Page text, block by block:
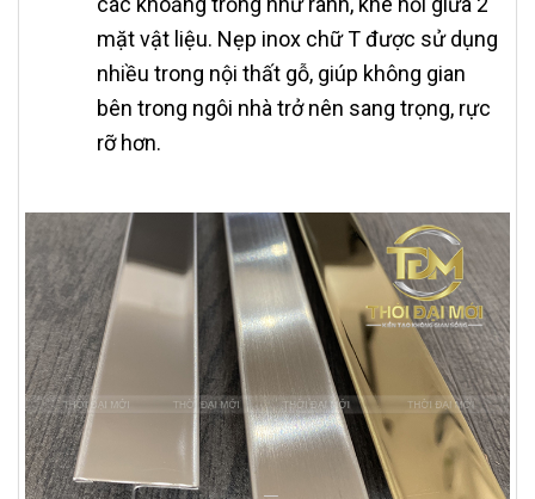
mặt vật liệu. Nẹp inox chữ T được sử dụng
nhiều trong nội thất gỗ, giúp không gian
bên trong ngôi nhà trở nên sang trọng, rực
rỡ hơn.